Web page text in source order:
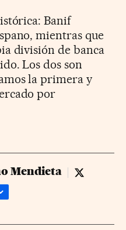
Banif
mientras que
división de banca
Los dos son
la primera y
por
Mendieta Miguel